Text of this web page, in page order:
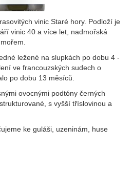
vinic Staré hory. Podloží je
vinic 40 a více let, nadmořská
ležené na slupkách po dobu 4 -
ve francouzských sudech o
po dobu 13 měsíců.
ovocnými podtóny černých
s vyšší tříslovinou a
ke guláši, uzeninám, huse